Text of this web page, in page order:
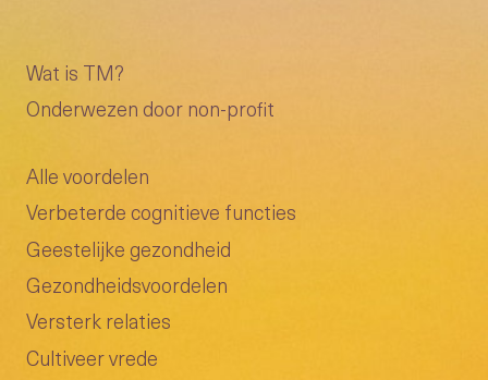
Wat is TM?
Onderwezen door non-profit
Alle voordelen
Verbeterde cognitieve functies
Geestelijke gezondheid
Gezondheidsvoordelen
Versterk relaties
Cultiveer vrede